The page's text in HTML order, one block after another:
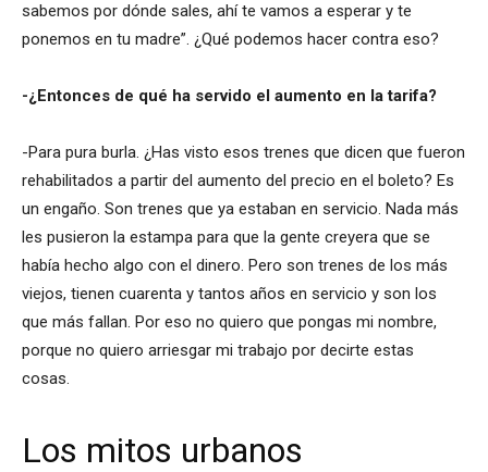
sabemos por dónde sales, ahí te vamos a esperar y te
ponemos en tu madre”. ¿Qué podemos hacer contra eso?
-¿Entonces de qué ha servido el aumento en la tarifa?
-Para pura burla. ¿Has visto esos trenes que dicen que fueron
rehabilitados a partir del aumento del precio en el boleto? Es
un engaño. Son trenes que ya estaban en servicio. Nada más
les pusieron la estampa para que la gente creyera que se
había hecho algo con el dinero. Pero son trenes de los más
viejos, tienen cuarenta y tantos años en servicio y son los
que más fallan. Por eso no quiero que pongas mi nombre,
porque no quiero arriesgar mi trabajo por decirte estas
cosas.
Los mitos urbanos